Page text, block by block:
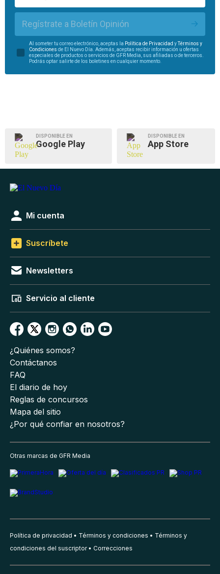
Regístrate a Boletín Opinión
Al someter tu correo electrónico, aceptas la Política de Privacidad yTérminos y
Condiciones de El Nuevo Día. Además, aceptas recibir información u ofertas
especiales de productos o servicios de GFR Media, sus afiliadas o de terceros.
Podrás optar salirte de los boletines en cualquier momento.
DISPONIBLE EN
Google Play
DISPONIBLE EN
App Store
Mi cuenta
Suscríbete
Newsletters
Servicio al cliente
¿Quiénes somos?
Contáctanos
FAQ
El diario de hoy
Reglas de concursos
Mapa del sitio
¿Por qué confiar en nosotros?
Otras marcas de GFR Media
Política de privacidad Términos y condiciones
Términos y
condiciones del suscriptor
Correcciones